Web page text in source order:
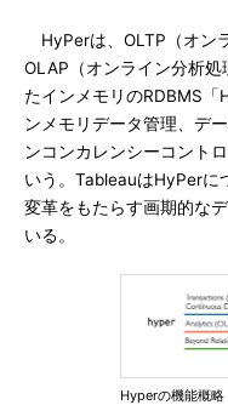
HyPerは、OLTP（オン
OLAP（オンライン分析
たインメモリのRDBMS
ンメモリデータ管理、デ
ンコンカレンシーコント
いう。TableauはHyPerに
変革をもたらす画期的な
いる。
Hyperの機能概略